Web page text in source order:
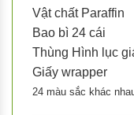
Vật chất Paraffin
Bao bì 24 cái
Thùng Hình lục
Giấy wrapper
24 màu sắc khác